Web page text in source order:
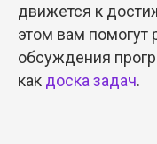
движется к
этом вам помогут
обсуждения
как доска задач.